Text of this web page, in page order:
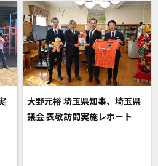
大野元裕 埼玉県知事、埼玉県
議会 表敬訪問実施レポート